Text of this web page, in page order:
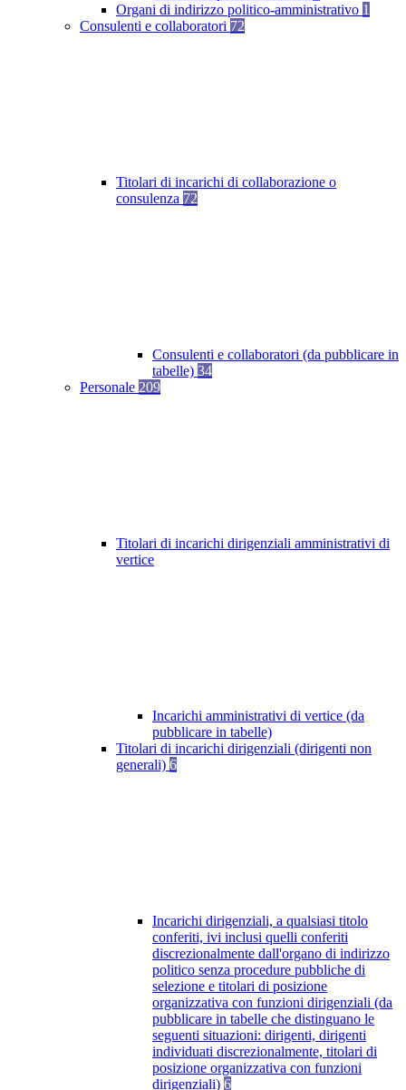
Organi di indirizzo politico-amministrativo 1
Consulenti e collaboratori 72
Titolari di incarichi di collaborazione o
consulenza 72
Consulenti e collaboratori (da pubblicare in
tabelle) 34
Personale 209
Titolari di incarichi dirigenziali amministrativi di
vertice
Incarichi amministrativi di vertice (da
pubblicare in tabelle)
Titolari di incarichi dirigenziali (dirigenti non
generali) 6
Incarichi dirigenziali, a qualsiasi titolo
conferiti, ivi inclusi quelli conferiti
discrezionalmente dall'organo di indirizzo
politico senza procedure pubbliche di
selezione e titolari di posizione
organizzativa con funzioni dirigenziali (da
pubblicare in tabelle che distinguano le
seguenti situazioni: dirigenti, dirigenti
individuati discrezionalmente, titolari di
posizione organizzativa con funzioni
dirigenziali) 6